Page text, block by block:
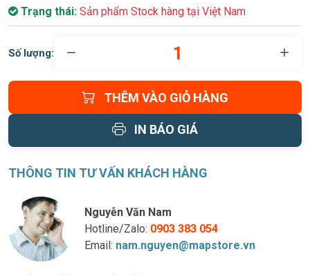
Trạng thái: Sản phẩm Stock hàng tại Việt Nam
Số lượng:
THÊM VÀO GIỎ HÀNG
IN BÁO GIÁ
THÔNG TIN TƯ VẤN KHÁCH HÀNG
Nguyễn Văn Nam
Hotline/Zalo: 0903 383 054
Email: nam.nguyen@mapstore.vn